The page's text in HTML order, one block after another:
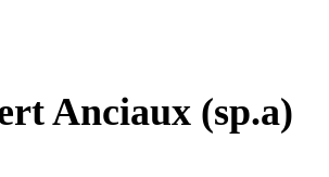
Anciaux (sp.a)